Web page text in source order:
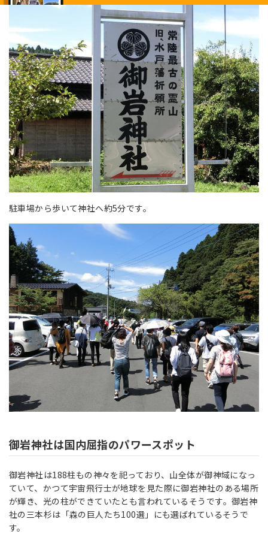
駐車場から歩いて神社へ約5分です。
御岩神社は国内屈指のパワースポット
御岩神社は188柱もの神々を祀っており、山全体が御神域になっ
ていて、かつて宇宙飛行士が地球を見た際に御岩神社のある場所
が輝き、光の柱ができていたとも言われているそうです。御岩神
社の三本杉は「森の巨人たち100選」にも選ばれているそうで
す。